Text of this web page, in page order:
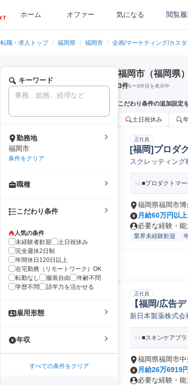
ホーム オファー 気になる 閲覧
転職・求人トップ / 福岡県 / 福岡市 / 企画/マーケティング/カス
キーワード
勤務地
福岡市
条件をクリア
職種
こだわり条件
人気の条件
未経験者歓迎
土日祝休み
完全週休2日制
年間休日120日以上
在宅勤務（リモートワーク）OK
転勤なし
服装自由
年齢不問
学歴不問
語学力を活かせる
雇用形態
年収
すべての条件をクリア
福岡市（福岡県
3件1〜3件目を表示中
こだわり条件の追加設定
土日祝休み
正社員
[福岡]プロダ
品企画
スクレッティング
■プロダクトマ
福岡県福岡市博
月給60万円以上
必要な経験・
業界未経験歓迎
正社員
【福岡/広告
ィレクター
新日本製薬株式会
■スキンケアブ
福岡県福岡市中
月給26万6919
必要な経験・